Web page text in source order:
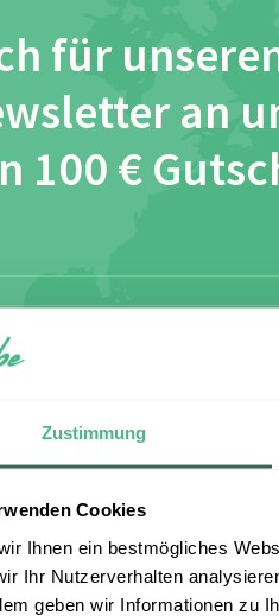
Zustimmung
Cookies
Ihnen ein bestmögliches
Ihr Nutzerverhalten
geben wir Informationen zu
für
an
100 €